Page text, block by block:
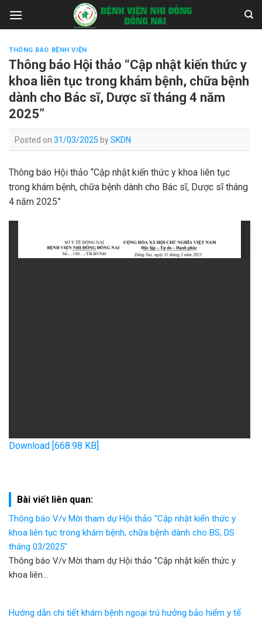
THÔNG BÁO BỆNH VIỆN
Thông báo Hội thảo “Cập nhật kiến thức y
khoa liên tục trong khám bệnh, chữa bệnh
dành cho Bác sĩ, Dược sĩ tháng 4 năm
2025”
Posted on 31/03/2025 bySKDN
Thông báo Hội thảo “Cập nhật kiến thức y khoa liên tục
trong khám bệnh, chữa bệnh dành cho Bác sĩ, Dược sĩ tháng
4 năm 2025”
Download [668.98 KB]
Bài viết liên quan:
Thông báo V/v Mời tham dự Hội thảo "Cập nhật kiến thức y
khoa liên tục trong khám bệnh, chữa bệnh dành cho BS, DS
tháng 03/2025"
Thông báo V/v Mời tham dự Hội thảo "Cập nhật kiến thức y
khoa liên…
Hướng dẫn chi tiết khám bệnh ngoại trú hưởng bảo hiểm y tế